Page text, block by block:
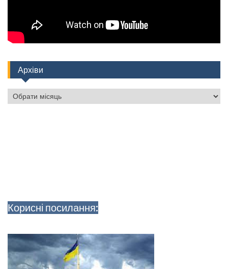
Архіви
Архіви
Корисні посилання: